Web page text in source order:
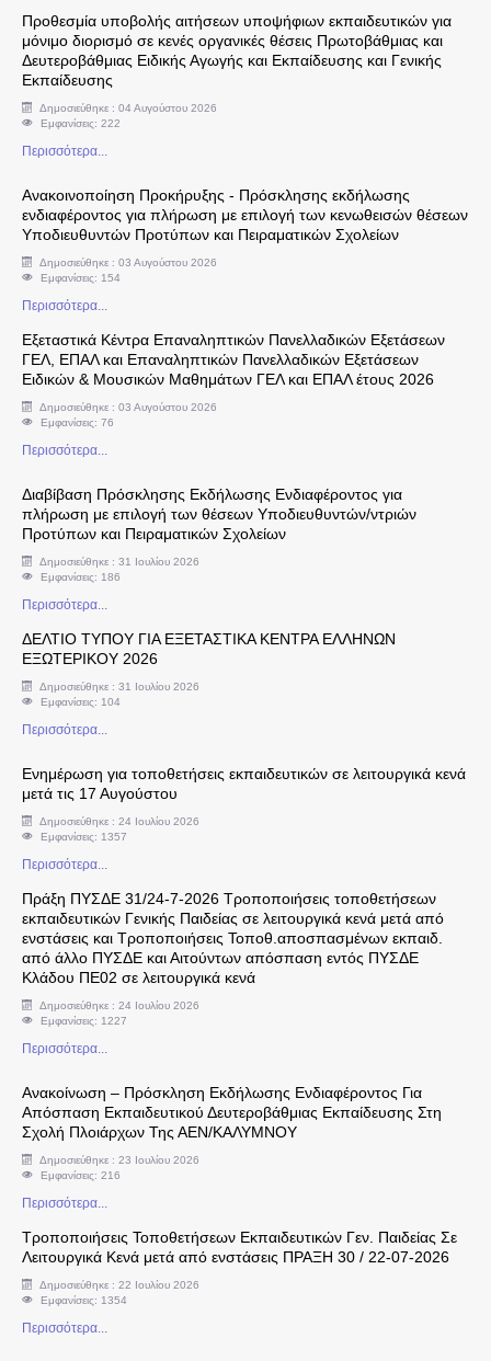
Υποδείγματα Αιτήσεων
Δικαιολογτικά για Άδεια Άσκησης Ιδιωτικού
Διαύγεια Δ.Δ.Ε. Δ' Αθήνας
ΑΣΕΠ-Διορισμοί
Συνδικαλιστικά Θέματα
Ενημερώσεις Διευθυντή Εκπαίδευσης
Αντιστοιχίες Τίτλων Σπουδών Ξένων Σχολείων
Οικονομικά θέματα
Υποβολή υπεύθυνων δηλώσεων ν. 1256/1982
Υπερωρίες για αποσπάσεις σε πολιτικά
Στοιχεία Εκτέλεσης Προϋπολογισμού
Δικαιολογητικά Χορήγησης Επιδομάτων
ΕΚΠ/ΚΑ ΘΕΜΑΤΑ
Αναρτήσεις τμ. Εκπαιδευτικών Θεμάτων
Ανακοινώσεις τμ. Εκπαιδευτικών Θεμάτων
Χρήσιμα έγγραφα τμ. Εκπαιδευτικών Θεμάτων
Νομοθεσία - τμ. Εκπαιδευτικών Θεμάτων
Δράσεις τοπικής Ιστορίας και Γεωγραφίας
Προγράμματα Σπουδών
Ωρολόγια Προγράμματα
Αναθέσεις Μαθημάτων
Προθεσμία υποβολής αιτήσεων υποψήφιων εκπαιδευτικών για
μόνιμο διορισμό σε κενές οργανικές θέσεις Πρωτοβάθμιας και
Δευτεροβάθμιας Ειδικής Αγωγής και Εκπαίδευσης και Γενικής
Εκπαίδευσης
Δημοσιεύθηκε : 04 Αυγούστου 2026
Εμφανίσεις: 222
Περισσότερα...
Ανακοινοποίηση Προκήρυξης - Πρόσκλησης εκδήλωσης
ενδιαφέροντος για πλήρωση με επιλογή των κενωθεισών θέσεων
Υποδιευθυντών Προτύπων και Πειραματικών Σχολείων
Δημοσιεύθηκε : 03 Αυγούστου 2026
Εμφανίσεις: 154
Περισσότερα...
Εξεταστικά Κέντρα Επαναληπτικών Πανελλαδικών Εξετάσεων
ΓΕΛ, ΕΠΑΛ και Επαναληπτικών Πανελλαδικών Εξετάσεων
Ειδικών & Μουσικών Μαθημάτων ΓΕΛ και ΕΠΑΛ έτους 2026
Δημοσιεύθηκε : 03 Αυγούστου 2026
Εμφανίσεις: 76
Περισσότερα...
Διαβίβαση Πρόσκλησης Εκδήλωσης Ενδιαφέροντος για
πλήρωση με επιλογή των θέσεων Υποδιευθυντών/ντριών
Προτύπων και Πειραματικών Σχολείων
Δημοσιεύθηκε : 31 Ιουλίου 2026
Εμφανίσεις: 186
Περισσότερα...
ΔΕΛΤΙΟ ΤΥΠΟΥ ΓΙΑ ΕΞΕΤΑΣΤΙΚΑ ΚΕΝΤΡΑ ΕΛΛΗΝΩΝ
ΕΞΩΤΕΡΙΚΟΥ 2026
Δημοσιεύθηκε : 31 Ιουλίου 2026
Εμφανίσεις: 104
Περισσότερα...
Ενημέρωση για τοποθετήσεις εκπαιδευτικών σε λειτουργικά κενά
μετά τις 17 Αυγούστου
Δημοσιεύθηκε : 24 Ιουλίου 2026
Εμφανίσεις: 1357
Περισσότερα...
Πράξη ΠΥΣΔΕ 31/24-7-2026 Τροποποιήσεις τοποθετήσεων
εκπαιδευτικών Γενικής Παιδείας σε λειτουργικά κενά μετά από
ενστάσεις και Τροποποιήσεις Τοποθ.αποσπασμένων εκπαιδ.
από άλλο ΠΥΣΔΕ και Αιτούντων απόσπαση εντός ΠΥΣΔΕ
Κλάδου ΠΕ02 σε λειτουργικά κενά
Δημοσιεύθηκε : 24 Ιουλίου 2026
Εμφανίσεις: 1227
Περισσότερα...
Ανακοίνωση – Πρόσκληση Εκδήλωσης Ενδιαφέροντος Για
Απόσπαση Εκπαιδευτικού Δευτεροβάθμιας Εκπαίδευσης Στη
Σχολή Πλοιάρχων Της ΑΕΝ/ΚΑΛΥΜΝΟΥ
Δημοσιεύθηκε : 23 Ιουλίου 2026
Εμφανίσεις: 216
Περισσότερα...
Τροποποιήσεις Τοποθετήσεων Εκπαιδευτικών Γεν. Παιδείας Σε
Λειτουργικά Κενά μετά από ενστάσεις ΠΡΑΞΗ 30 / 22-07-2026
Δημοσιεύθηκε : 22 Ιουλίου 2026
Εμφανίσεις: 1354
Περισσότερα...